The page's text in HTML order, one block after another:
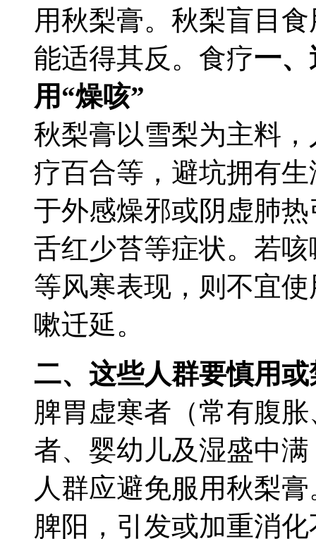
用秋梨膏。秋梨盲目
能适得其反。食疗一
用“燥咳”
秋梨膏以雪梨为主料
疗百合等，避坑拥有
于外感燥邪或阴虚肺
舌红少苔等症状。若
等风寒表现，则不宜
嗽迁延。
二、这些人群要慎用或
脾胃虚寒者（常有腹
者、婴幼儿及湿盛中
人群应避免服用秋梨
脾阳，引发或加重消